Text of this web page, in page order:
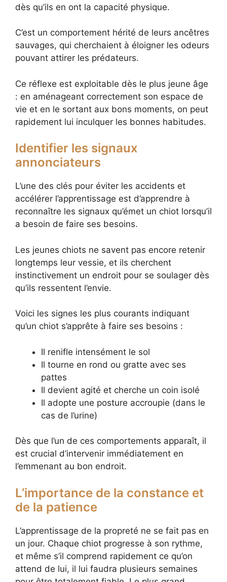
dès qu’ils en ont la capacité physique.
C’est un comportement hérité de leurs ancêtres
sauvages, qui cherchaient à éloigner les odeurs
pouvant attirer les prédateurs.
Ce réflexe est exploitable dès le plus jeune âge
: en aménageant correctement son espace de
vie et en le sortant aux bons moments, on peut
rapidement lui inculquer les bonnes habitudes.
Identifier les signaux
annonciateurs
L’une des clés pour éviter les accidents et
accélérer l’apprentissage est d’apprendre à
reconnaître les signaux qu’émet un chiot lorsqu’il
a besoin de faire ses besoins.
Les jeunes chiots ne savent pas encore retenir
longtemps leur vessie, et ils cherchent
instinctivement un endroit pour se soulager dès
qu’ils ressentent l’envie.
Voici les signes les plus courants indiquant
qu’un chiot s’apprête à faire ses besoins :
Il renifle intensément le sol
Il tourne en rond ou gratte avec ses
pattes
Il devient agité et cherche un coin isolé
Il adopte une posture accroupie (dans le
cas de l’urine)
Dès que l’un de ces comportements apparaît, il
est crucial d’intervenir immédiatement en
l’emmenant au bon endroit.
L’importance de la constance et
de la patience
L’apprentissage de la propreté ne se fait pas en
un jour. Chaque chiot progresse à son rythme,
et même s’il comprend rapidement ce qu’on
attend de lui, il lui faudra plusieurs semaines